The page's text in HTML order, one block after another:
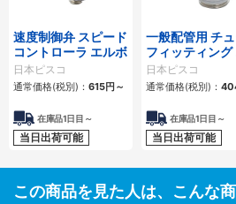
速度制御弁 スピード
コントローラ エルボ
日本ピスコ
通常価格(税別)： 615円 ～
在庫品1日目～
当日出荷可能
一般配管用 チ
フィッティング
ボ
日本ピスコ
通常価格(税別)：
在庫品1日目～
当日出荷可能
この商品を見た人は、こんな